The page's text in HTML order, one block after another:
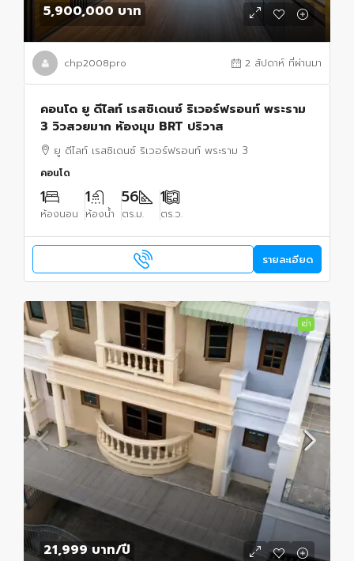
5,900,000 บาท
chp2008pro 2 สัปดาห์ ที่ผ่านมา
คอนโด ยู ดีไลท์ เรสซิเดนซ์ ริเวอร์ฟรอนท์ พระราม
3 วิวสวยมาก ห้องมุม BRT ปริวาส
ยู ดีไลท์ เรสซิเดนซ์ ริเวอร์ฟรอนท์ พระราม 3
คอนโด
1
ห้องนอน
1
ห้องน้ำ
56
ตร.ม.
1
ตร.ว.
รายละเอียด
เช่า
21,999 บาท/ปี